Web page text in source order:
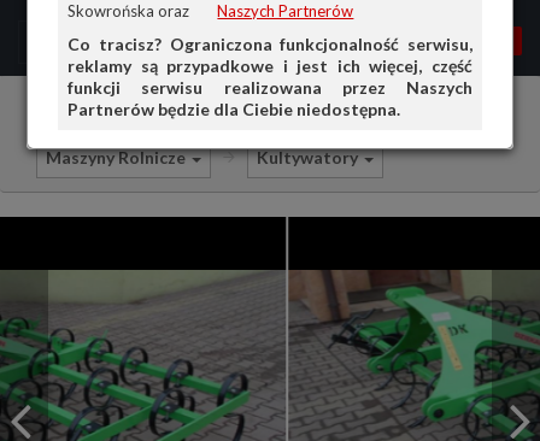
Skowrońska oraz
Naszych Partnerów
Co tracisz? Ograniczona funkcjonalność serwisu,
reklamy są przypadkowe i jest ich więcej, część
funkcji serwisu realizowana przez Naszych
Partnerów będzie dla Ciebie niedostępna.
MENU MOJA AG
PRZEGLĄD
OFERTA DLA FIRM
Ciągniki i maszyny rolnicze Sprzedam
Maszyny Rolnicze Kultywatory